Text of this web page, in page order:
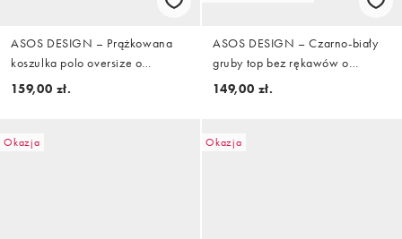
ASOS DESIGN – Prążkowana
koszulka polo oversize o
pudełkowym kroju w kolorze
159,00 zł.
ASOS DESIGN – Czarno-biały
gruby top bez rękawów o
pudełkowym kroju oversize w
149,00 zł.
Okazja Okazja